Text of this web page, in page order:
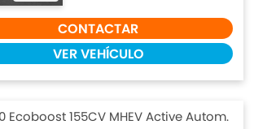
CONTACTAR
VER VEHÍCULO
Ecoboost 155CV MHEV Active Autom.